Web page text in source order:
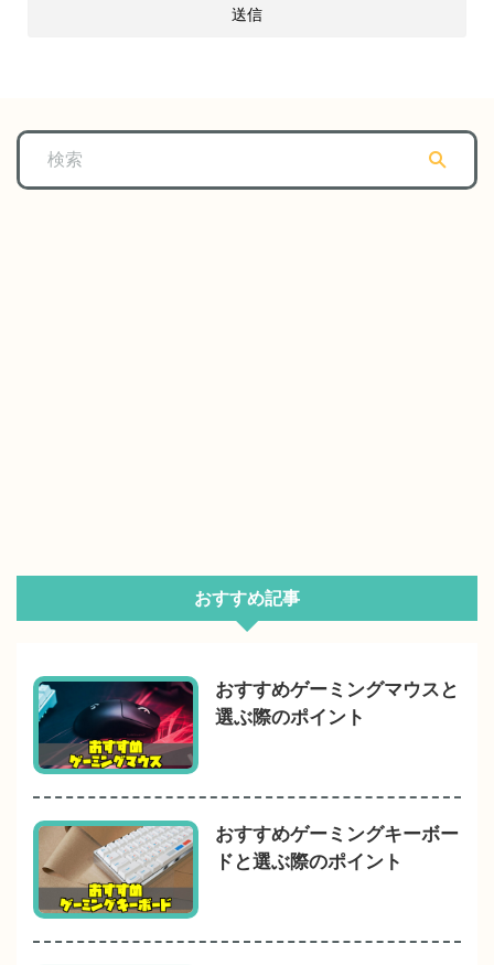
おすすめ記事
おすすめゲーミングマウスと
選ぶ際のポイント
おすすめゲーミングキーボー
ドと選ぶ際のポイント